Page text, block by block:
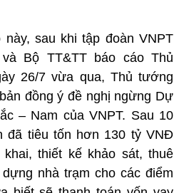
sau khi tập đoàn VNPT
Bộ TT&TT báo cáo Thủ
26/7 vừa qua, Thủ tướng
đồng ý đề nghị ngừng Dự
– Nam của VNPT. Sau 10
đã tiêu tốn hơn 130 tỷ VNĐ
thiết kế khảo sát, thuê
nhà trạm cho các điểm